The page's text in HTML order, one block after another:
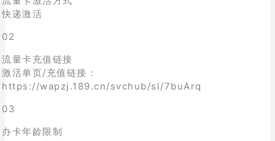
快递激活
02
流量卡充值链接
激活单页/充值链接：
https://wapzj.189.cn/svchub/sl/7buArq
03
办卡年龄限制